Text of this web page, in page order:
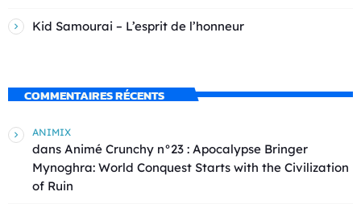
Kid Samourai – L’esprit de l’honneur
COMMENTAIRES RÉCENTS
ANIMIX
dans Animé Crunchy n°23 : Apocalypse Bringer
Mynoghra: World Conquest Starts with the Civilization
of Ruin